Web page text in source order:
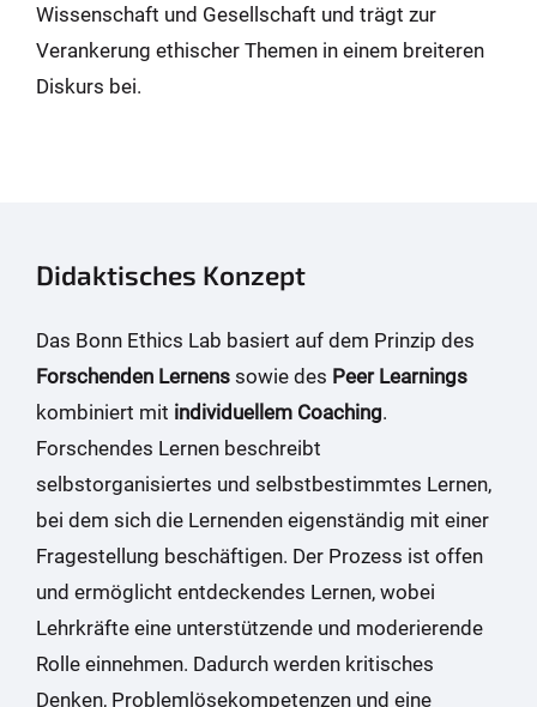
Wissenschaft und Gesellschaft und trägt zur
Verankerung ethischer Themen in einem breiteren
Diskurs bei.
Didaktisches Konzept
Das Bonn Ethics Lab basiert auf dem Prinzip des
Forschenden Lernens sowie des Peer Learnings
kombiniert mit individuellem Coaching.
Forschendes Lernen beschreibt
selbstorganisiertes und selbstbestimmtes Lernen,
bei dem sich die Lernenden eigenständig mit einer
Fragestellung beschäftigen. Der Prozess ist offen
und ermöglicht entdeckendes Lernen, wobei
Lehrkräfte eine unterstützende und moderierende
Rolle einnehmen. Dadurch werden kritisches
Denken, Problemlösekompetenzen und eine